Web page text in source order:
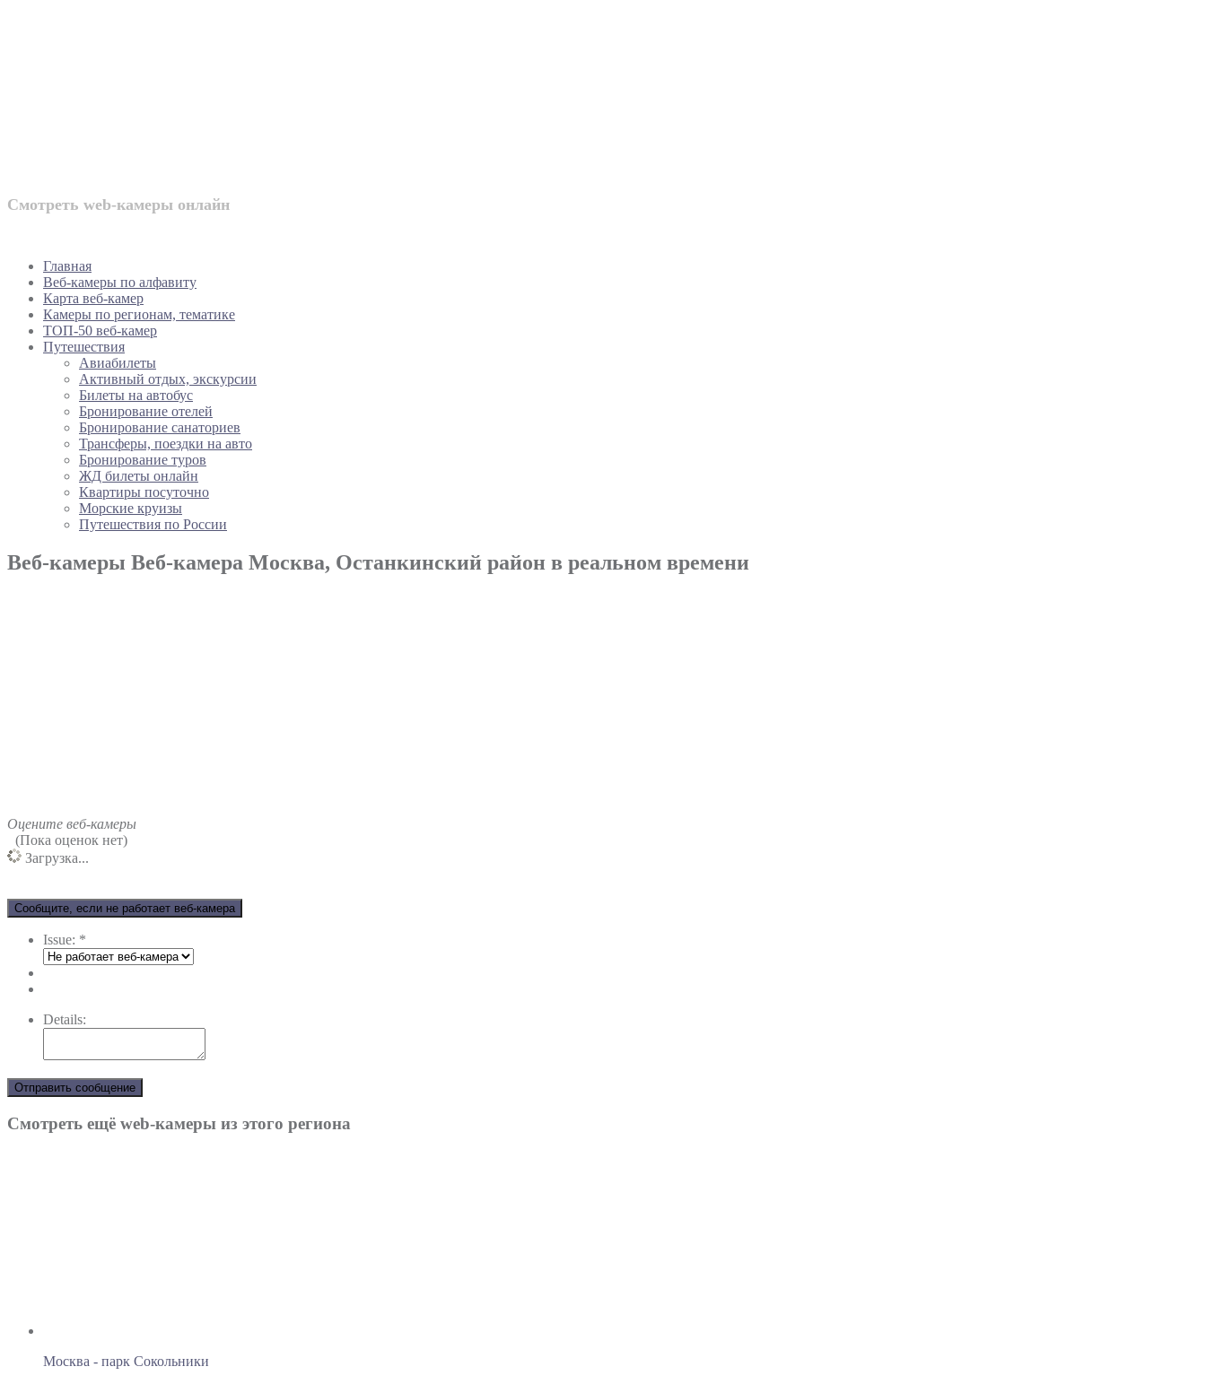
Смотреть web-камеры онлайн
Главная
Веб-камеры по алфавиту
Карта веб-камер
Камеры по регионам, тематике
ТОП-50 веб-камер
Путешествия
Авиабилеты
Активный отдых, экскурсии
Билеты на автобус
Бронирование отелей
Бронирование санаториев
Трансферы, поездки на авто
Бронирование туров
ЖД билеты онлайн
Квартиры посуточно
Морские круизы
Путешествия по России
Веб-камеры Веб-камера Москва, Останкинский район в реальном времени
Оцените веб-камеры
(Пока оценок нет)
Загрузка...
Сообщите, если не работает веб-камера
Issue: *
Details:
Отправить сообщение
Смотреть ещё web-камеры из этого региона
Москва - парк Сокольники